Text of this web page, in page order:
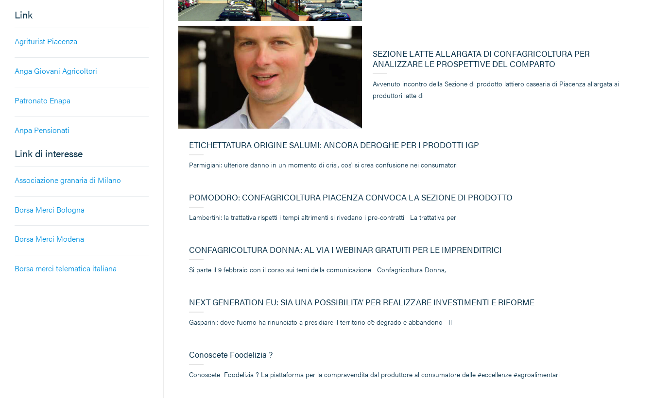
Link
Agriturist Piacenza
Anga Giovani Agricoltori
Patronato Enapa
Anpa Pensionati
Link di interesse
Associazione granaria di Milano
Borsa Merci Bologna
Borsa Merci Modena
Borsa merci telematica italiana
SEZIONE LATTE ALLARGATA DI CONFAGRICOLTURA PER
ANALIZZARE LE PROSPETTIVE DEL COMPARTO
Avvenuto incontro della Sezione di prodotto lattiero casearia di Piacenza allargata ai
produttori latte di
ETICHETTATURA ORIGINE SALUMI: ANCORA DEROGHE PER I PRODOTTI IGP
Parmigiani: ulteriore danno in un momento di crisi, così si crea confusione nei consumatori
POMODORO: CONFAGRICOLTURA PIACENZA CONVOCA LA SEZIONE DI PRODOTTO
Lambertini: la trattativa rispetti i tempi altrimenti si rivedano i pre-contratti La trattativa per
CONFAGRICOLTURA DONNA: AL VIA I WEBINAR GRATUITI PER LE IMPRENDITRICI
Si parte il 9 febbraio con il corso sui temi della comunicazione Confagricoltura Donna,
NEXT GENERATION EU: SIA UNA POSSIBILITA’ PER REALIZZARE INVESTIMENTI E RIFORME
Gasparini: dove l’uomo ha rinunciato a presidiare il territorio c’è degrado e abbandono Il
Conoscete Foodelizia ?
Conoscete Foodelizia ? La piattaforma per la compravendita dal produttore al consumatore delle #eccellenze #agroalimentari